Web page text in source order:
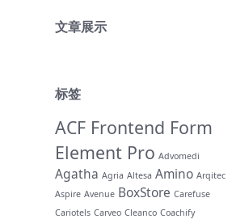
文章展示
标签
ACF Frontend Form
Element Pro Advomedi
Agatha Agria Altesa Amino Arqitec
Aspire Avenue BoxStore Carefuse
Cariotels Carveo Cleanco Coachify